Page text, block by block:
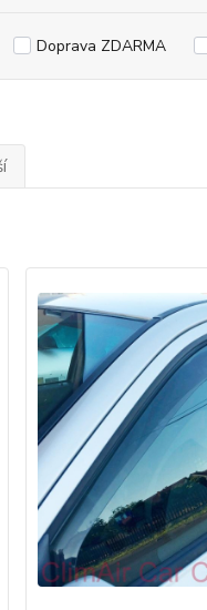
Doprava ZDARMA